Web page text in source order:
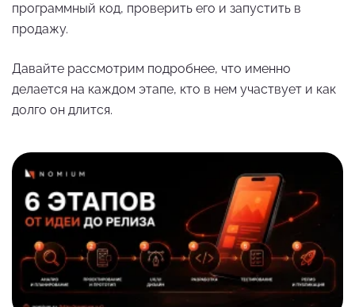
программный код, проверить его и запустить в
продажу.
Давайте рассмотрим подробнее, что именно
делается на каждом этапе, кто в нем участвует и как
долго он длится.